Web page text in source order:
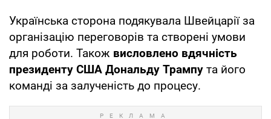
Українська сторона подякувала Швейцарії за
організацію переговорів та створені умови
для роботи. Також висловлено вдячність
президенту США Дональду Трампу та його
команді за залученість до процесу.